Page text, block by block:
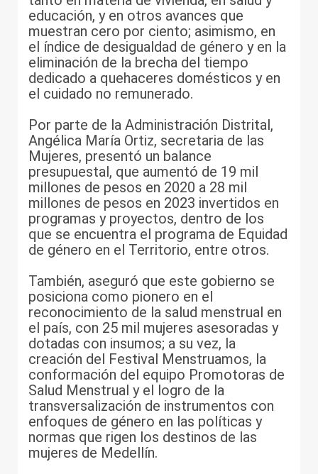
educación, y en otros avances que
muestran cero por ciento; asimismo, en
el índice de desigualdad de género y en la
eliminación de la brecha del tiempo
dedicado a quehaceres domésticos y en
el cuidado no remunerado.
Por parte de la Administración Distrital,
Angélica María Ortiz, secretaria de las
Mujeres, presentó un balance
presupuestal, que aumentó de 19 mil
millones de pesos en 2020 a 28 mil
millones de pesos en 2023 invertidos en
programas y proyectos, dentro de los
que se encuentra el programa de Equidad
de género en el Territorio, entre otros.
También, aseguró que este gobierno se
posiciona como pionero en el
reconocimiento de la salud menstrual en
el país, con 25 mil mujeres asesoradas y
dotadas con insumos; a su vez, la
creación del Festival Menstruamos, la
conformación del equipo Promotoras de
Salud Menstrual y el logro de la
transversalización de instrumentos con
enfoques de género en las políticas y
normas que rigen los destinos de las
mujeres de Medellín.